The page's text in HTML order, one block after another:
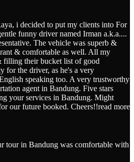
i decided to put my clients into For
funny driver named Irman a.k.a....
The vehicle was superb &
& comfortable as well. All my
filling their bucket list of good
for the driver, as he's a very
speaking too. A very trustworthy
agent in Bandung. Five stars
your services in Bandung. Might
our future booked. Cheers!!read more
tour in Bandung was comfortable with